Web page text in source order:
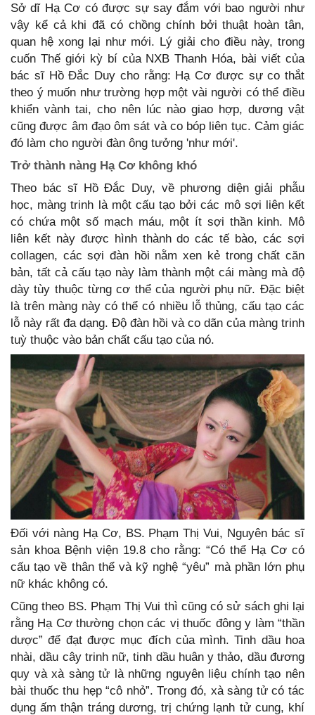
Sở dĩ Hạ Cơ có được sự say đắm với bao người như
vậy kể cả khi đã có chồng chính bởi thuật hoàn tân,
quan hệ xong lại như mới. Lý giải cho điều này, trong
cuốn Thế giới kỳ bí của NXB Thanh Hóa, bài viết của
bác sĩ Hồ Đắc Duy cho rằng: Hạ Cơ được sự co thắt
theo ý muốn như trường hợp một vài người có thể điều
khiển vành tai, cho nên lúc nào giao hợp, dương vật
cũng được âm đạo ôm sát và co bóp liên tục. Cảm giác
đó làm cho người đàn ông tưởng 'như mới'.
Trở thành nàng Hạ Cơ không khó
Theo bác sĩ Hồ Đắc Duy, về phương diện giải phẫu
học, màng trinh là một cấu tạo bởi các mô sợi liên kết
có chứa một số mạch máu, một ít sợi thần kinh. Mô
liên kết này được hình thành do các tế bào, các sợi
collagen, các sợi đàn hồi nằm xen kẻ trong chất căn
bản, tất cả cấu tạo này làm thành một cái màng mà độ
dày tùy thuộc từng cơ thể của người phụ nữ. Đặc biệt
là trên màng này có thể có nhiều lỗ thủng, cấu tạo các
lỗ này rất đa dạng. Ðộ đàn hồi và co dãn của màng trinh
tuỳ thuộc vào bản chất cấu tạo của nó.
Ðối với nàng Hạ Cơ, BS. Phạm Thị Vui, Nguyên bác sĩ
sản khoa Bệnh viện 19.8 cho rằng: “Có thể Hạ Cơ có
cấu tạo về thân thể và kỹ nghệ “yêu” mà phần lớn phụ
nữ khác không có.
Cũng theo BS. Phạm Thị Vui thì cũng có sử sách ghi lại
rằng Hạ Cơ thường chọn các vị thuốc đông y làm “thần
dược” để đạt được mục đích của mình. Tinh dầu hoa
nhài, dầu cây trinh nữ, tinh dầu huân y thảo, dầu đương
quy và xà sàng tử là những nguyên liệu chính tạo nên
bài thuốc thu hẹp “cô nhỏ”. Trong đó, xà sàng tử có tác
dụng ấm thận tráng dương, trị chứng lạnh tử cung, khí